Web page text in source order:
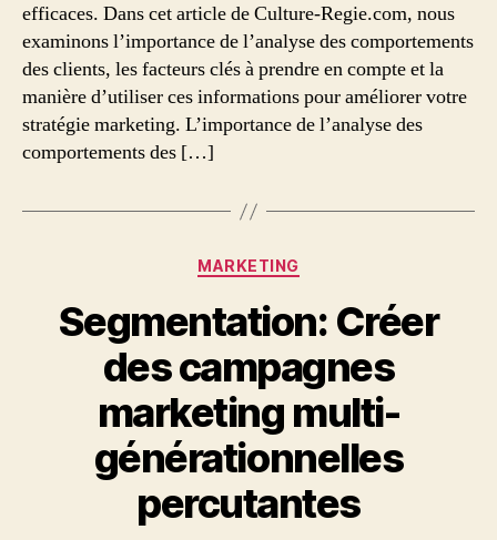
efficaces. Dans cet article de Culture-Regie.com, nous
examinons l’importance de l’analyse des comportements
des clients, les facteurs clés à prendre en compte et la
manière d’utiliser ces informations pour améliorer votre
stratégie marketing. L’importance de l’analyse des
comportements des […]
Catégories
MARKETING
Segmentation: Créer
des campagnes
marketing multi-
générationnelles
percutantes